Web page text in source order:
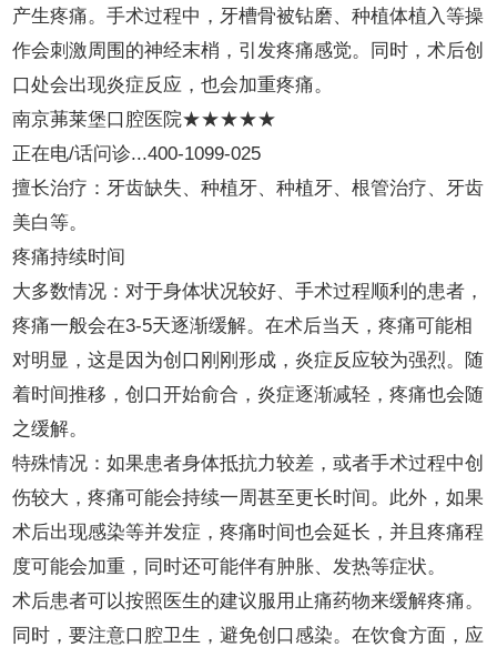
产生疼痛。手术过程中，牙槽骨被钻磨、种植体植入等操
作会刺激周围的神经末梢，引发疼痛感觉。同时，术后创
口处会出现炎症反应，也会加重疼痛。
南京茀莱堡口腔医院★★★★★
正在电/话问诊...400-1099-025
擅长治疗：牙齿缺失、种植牙、种植牙、根管治疗、牙齿
美白等。
疼痛持续时间
大多数情况：对于身体状况较好、手术过程顺利的患者，
疼痛一般会在3-5天逐渐缓解。在术后当天，疼痛可能相
对明显，这是因为创口刚刚形成，炎症反应较为强烈。随
着时间推移，创口开始俞合，炎症逐渐减轻，疼痛也会随
之缓解。
特殊情况：如果患者身体抵抗力较差，或者手术过程中创
伤较大，疼痛可能会持续一周甚至更长时间。此外，如果
术后出现感染等并发症，疼痛时间也会延长，并且疼痛程
度可能会加重，同时还可能伴有肿胀、发热等症状。
术后患者可以按照医生的建议服用止痛药物来缓解疼痛。
同时，要注意口腔卫生，避免创口感染。在饮食方面，应